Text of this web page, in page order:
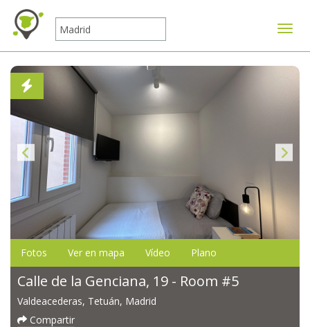
Fotos Ver en mapa Vídeo Plano
Calle de la Genciana, 19 - Room #5
Valdeacederas, Tetuán, Madrid
Compartir